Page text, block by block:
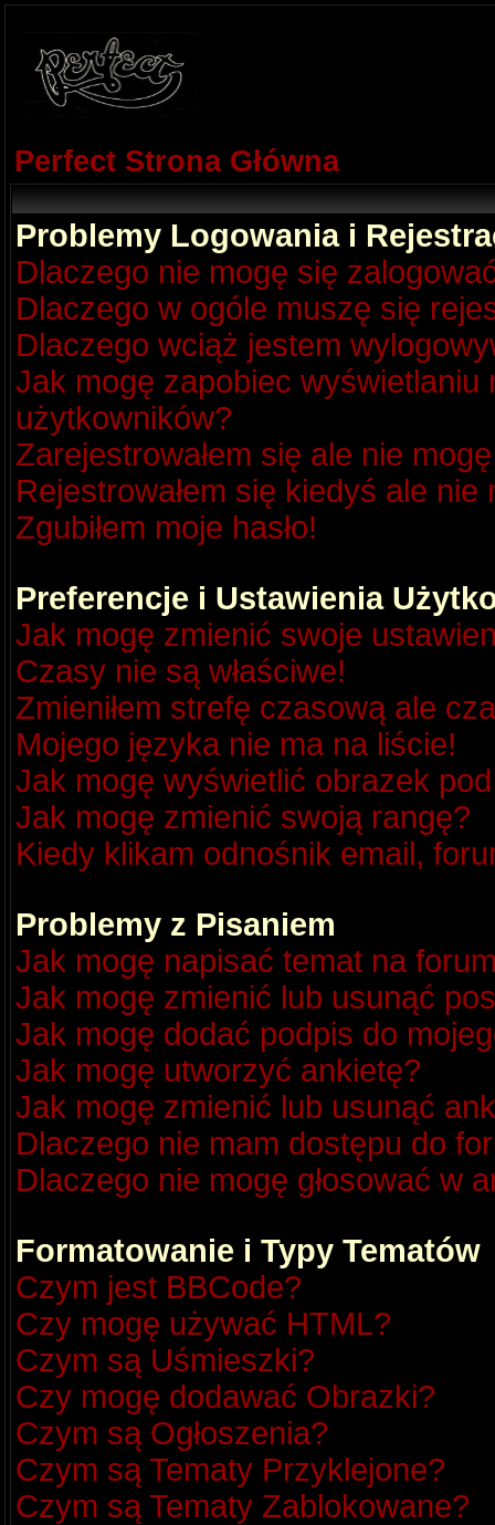
Perfect Strona Główna
Problemy Logowania i
Dlaczego nie mogę się
Dlaczego w ogóle muszę się
Dlaczego wciąż jestem
Jak mogę zapobiec
użytkowników?
Zarejestrowałem się ale nie
Rejestrowałem się kiedyś ale
Zgubiłem moje hasło!
Preferencje i Ustawienia
Jak mogę zmienić swoje
Czasy nie są właściwe!
Zmieniłem strefę czasową ale
Mojego języka nie ma na liście!
Jak mogę wyświetlić obrazek
Jak mogę zmienić swoją rangę?
Kiedy klikam odnośnik email,
Problemy z Pisaniem
Jak mogę napisać temat na
Jak mogę zmienić lub usunąć
Jak mogę dodać podpis do
Jak mogę utworzyć ankietę?
Jak mogę zmienić lub usunąć
Dlaczego nie mam dostępu do
Dlaczego nie mogę głosować w
Formatowanie i Typy Tematów
Czym jest BBCode?
Czy mogę używać HTML?
Czym są Uśmieszki?
Czy mogę dodawać Obrazki?
Czym są Ogłoszenia?
Czym są Tematy Przyklejone?
Czym są Tematy Zablokowane?